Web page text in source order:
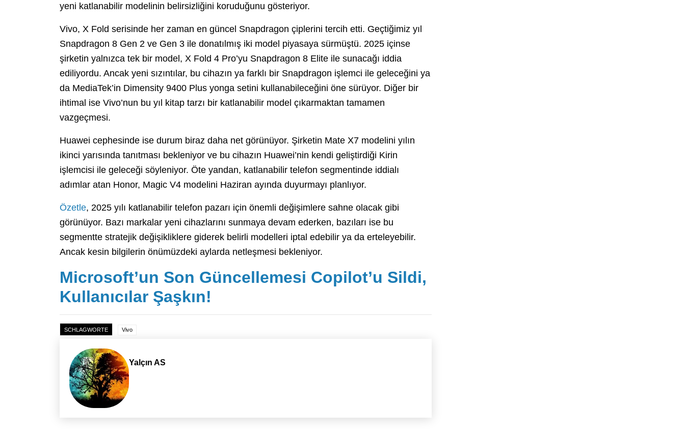
yeni katlanabilir modelinin belirsizliğini koruduğunu gösteriyor.
Vivo, X Fold serisinde her zaman en güncel Snapdragon çiplerini tercih etti. Geçtiğimiz yıl
Snapdragon 8 Gen 2 ve Gen 3 ile donatılmış iki model piyasaya sürmüştü. 2025 içinse
şirketin yalnızca tek bir model, X Fold 4 Pro’yu Snapdragon 8 Elite ile sunacağı iddia
ediliyordu. Ancak yeni sızıntılar, bu cihazın ya farklı bir Snapdragon işlemci ile geleceğini ya
da MediaTek’in Dimensity 9400 Plus yonga setini kullanabileceğini öne sürüyor. Diğer bir
ihtimal ise Vivo’nun bu yıl kitap tarzı bir katlanabilir model çıkarmaktan tamamen
vazgeçmesi.
Huawei cephesinde ise durum biraz daha net görünüyor. Şirketin Mate X7 modelini yılın
ikinci yarısında tanıtması bekleniyor ve bu cihazın Huawei’nin kendi geliştirdiği Kirin
işlemcisi ile geleceği söyleniyor. Öte yandan, katlanabilir telefon segmentinde iddialı
adımlar atan Honor, Magic V4 modelini Haziran ayında duyurmayı planlıyor.
Özetle, 2025 yılı katlanabilir telefon pazarı için önemli değişimlere sahne olacak gibi
görünüyor. Bazı markalar yeni cihazlarını sunmaya devam ederken, bazıları ise bu
segmentte stratejik değişikliklere giderek belirli modelleri iptal edebilir ya da erteleyebilir.
Ancak kesin bilgilerin önümüzdeki aylarda netleşmesi bekleniyor.
Microsoft’un Son Güncellemesi Copilot’u Sildi,
Kullanıcılar Şaşkın!
SCHLAGWORTE Vivo
Yalçın AS